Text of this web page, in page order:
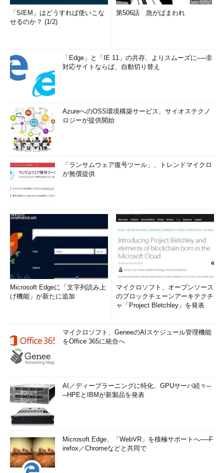
「SIEM」はどうすれば使いこな
せるのか？ (1/2)
第506話 急がばまわれ
「Edge」と「IE 11」の共存、よりスムーズに──非
対応サイトならば、自動切り替え
AzureへのOSS環境構築サービス、サイオステクノ
ロジーが提供開始
「ランサムウェア復号ツール」、トレンドマイクロ
が無償提供
Microsoft Edgeに「文字列読み上
げ機能」が新たに追加
マイクロソフト、オープンソース
のブロックチェーンアーキテクチ
ャ「Project Bletchley」を発表
マイクロソフト、GeneeのAIスケジュール管理機能
をOffice 365に統合へ
AI／ディープラーニングに特化、GPUサーバ続々─
─HPEとIBMが新製品を発表
Microsoft Edge、「WebVR」を積極サポートへ──F
irefox／Chromeなどと共同で